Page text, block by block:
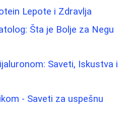
Lepote i Zdravlja
Šta je Bolje za Negu
Saveti, Iskustva i
- Saveti za uspešnu